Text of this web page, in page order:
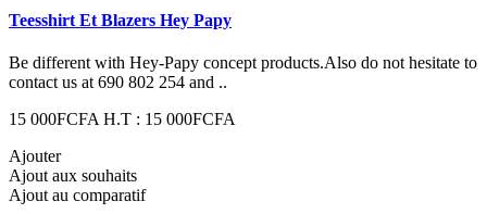
Teesshirt Et Blazers Hey Papy
Be different with Hey-Papy concept products.Also do not hesitate to
contact us at 690 802 254 and ..
15 000FCFA H.T : 15 000FCFA
Ajouter
Ajout aux souhaits
Ajout au comparatif